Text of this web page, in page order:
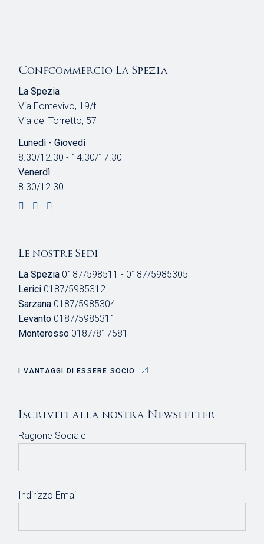
Confcommercio La Spezia
La Spezia
Via Fontevivo, 19/f
Via del Torretto, 57
Lunedì - Giovedì
8.30/12.30 - 14.30/17.30
Venerdì
8.30/12.30
Le nostre Sedi
La Spezia 0187/598511 - 0187/5985305
Lerici 0187/5985312
Sarzana 0187/5985304
Levanto 0187/5985311
Monterosso 0187/817581
I VANTAGGI DI ESSERE SOCIO
Iscriviti alla nostra Newsletter
Ragione Sociale
Indirizzo Email